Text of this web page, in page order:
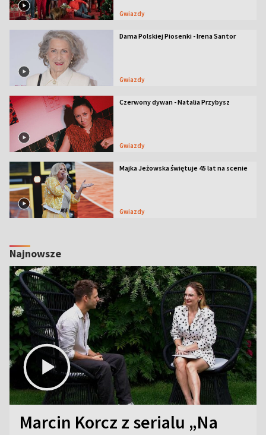
Gwiazdy
Dama Polskiej Piosenki - Irena Santor
Gwiazdy
Czerwony dywan - Natalia Przybysz
Gwiazdy
Majka Jeżowska świętuje 45 lat na scenie
Gwiazdy
Najnowsze
Marcin Korcz z serialu „Na